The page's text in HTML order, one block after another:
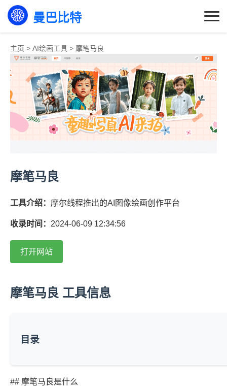
曼巴比特
主页 > AI绘画工具 > 摩笔马良
摩笔马良
工具介绍： 摩尔线程推出的AI图像绘画创作平台
收录时间： 2024-06-09 12:34:56
打开网站
摩笔马良 工具信息
目录
## 摩笔马良是什么